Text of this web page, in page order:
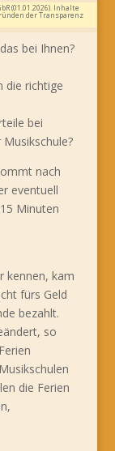
(01.01.2026). Inhalte
der Transparenz
bei Ihnen?
die richtige
bei
nach
eventuell
Minuten
kennen, kam
fürs Geld
bezahlt.
so
die Ferien